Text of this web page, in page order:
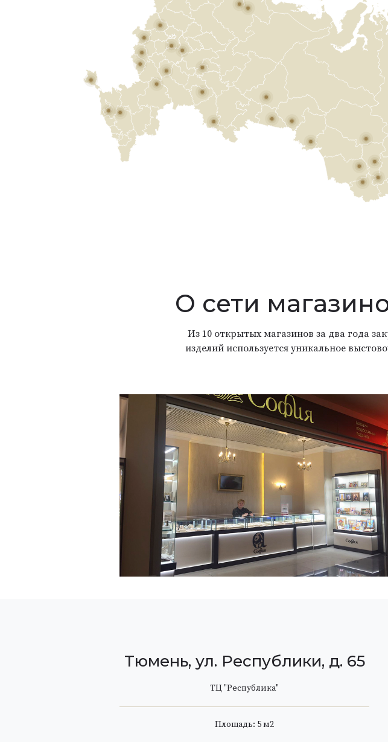
О сети
Из 10 открытых магазинов за два года
изделий используется уникальное
Тюмень, ул. Республики, д. 65
ТЦ "Республика"
Площадь: 5 м2